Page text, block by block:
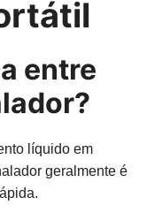
entre
líquido em
geralmente é